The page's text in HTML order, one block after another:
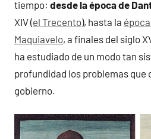
tiempo: desde la época de
XIV (el Trecento), hasta la
Maquiavelo, a finales del siglo
ha estudiado de un modo tan
profundidad los problemas que
gobierno.